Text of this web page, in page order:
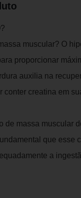
muscular? O
proporcionar
auxilia na
creatina em
de massa muscular
que esse
a